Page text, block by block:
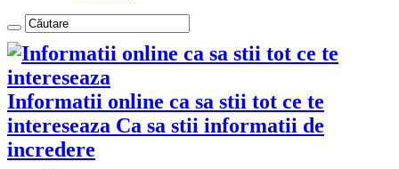
Informatii online ca sa stii tot ce te
intereseaza Ca sa stii informatii de
incredere